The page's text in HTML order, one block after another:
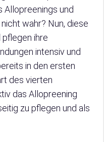
Allopreenings und
wahr? Nun, diese
ihre
intensiv und
in den ersten
des vierten
das Allopreening
zu pflegen und als